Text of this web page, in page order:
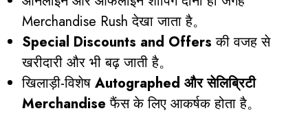
Merchandise Rush देखा जाता है。
Special Discounts and Offers की वजह से
खरीदारी और भी बढ़ जाती है。
खिलाड़ी-विशेष Autographed और सेलिब्रिटी
Merchandise फैंस के लिए आकर्षक होता है。